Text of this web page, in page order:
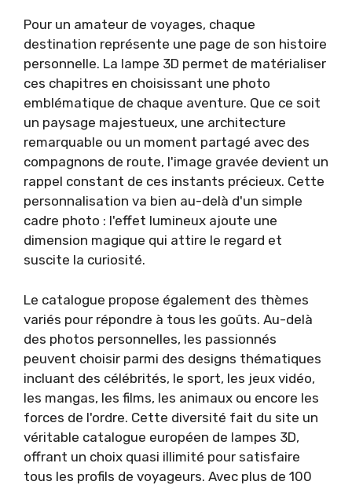
Pour un amateur de voyages, chaque
destination représente une page de son histoire
personnelle. La lampe 3D permet de matérialiser
ces chapitres en choisissant une photo
emblématique de chaque aventure. Que ce soit
un paysage majestueux, une architecture
remarquable ou un moment partagé avec des
compagnons de route, l'image gravée devient un
rappel constant de ces instants précieux. Cette
personnalisation va bien au-delà d'un simple
cadre photo : l'effet lumineux ajoute une
dimension magique qui attire le regard et
suscite la curiosité.
Le catalogue propose également des thèmes
variés pour répondre à tous les goûts. Au-delà
des photos personnelles, les passionnés
peuvent choisir parmi des designs thématiques
incluant des célébrités, le sport, les jeux vidéo,
les mangas, les films, les animaux ou encore les
forces de l'ordre. Cette diversité fait du site un
véritable catalogue européen de lampes 3D,
offrant un choix quasi illimité pour satisfaire
tous les profils de voyageurs. Avec plus de 100